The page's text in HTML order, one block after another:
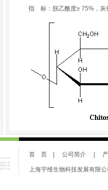
指 标：脱乙酰度≥ 75%， 灰
首 页| 公司简介|
上海宇维生物科技发展有限